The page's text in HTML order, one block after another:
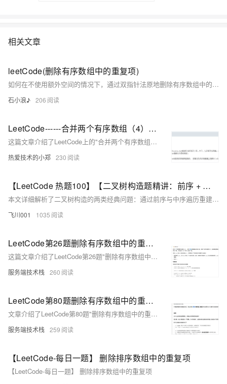
相关文章
leetCode(删除有序数组中的重复项)
如何在不使用额外空间的情况下，通过双指针法原地删除有序数组中的重复项。
石小浪♪ 206
LeetCode------合并两个有序数组（4）【数组】
这篇文章介绍了LeetCode上的"合并两个有序数组"问题，并提供了三种解法：第一种是使用Java的Arrays.sort()方法直接对合并后的数组进行排序；第二种是使用辅助数组和双指针技术进行合并；第三种则是从后向前的双指针方法，避免了使用额外的辅助数组。
热爱技术的小郑 230
【LeetCode 热题100】【二叉树构造题精讲：前序 + 中序建树 & 有序数组构造 BST】（详细解析）（Go语言版）
本文详细解析了二叉树构造的两类经典问题：通过前序与中序遍历重建二叉树（LeetCode 105），以及将有序数组转化为平衡二叉搜索树（BST，LeetCode 108）。文章从核心思路、递归解法到实现细节逐一拆解，强调通过索引控制子树范围以优化性能，并对比两题的不同构造逻辑。最后总结通用构造套路，提供进阶思考方向，帮助彻底掌握二叉树构造类题目。
飞川001 1035
LeetCode第26题删除有序数组中的重复项
这篇文章介绍了LeetCode第26题"删除有序数组中的重复项"的解题方法，通过使用双指针技巧，高效地去除数组中的相邻重复元素。
服务端技术栈 260
LeetCode第80题删除有序数组中的重复项 II
文章介绍了LeetCode第80题"删除有序数组中的重复项 II"的解法，利用双指针技术在O(1)空间复杂度内原地删除重复元素，并总结了双指针技术在处理有序数组问题中的应用。
服务端技术栈 259
【LeetCode-每日一题】 删除排序数组中的重复项
【LeetCode-每日一题】 删除排序数组中的重复项